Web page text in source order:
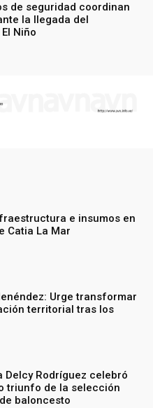
de seguridad coordinan
la llegada del
Niño
e insumos en
Catia La Mar
Urge transformar
territorial tras los
Delcy Rodríguez celebró
triunfo de la selección
baloncesto